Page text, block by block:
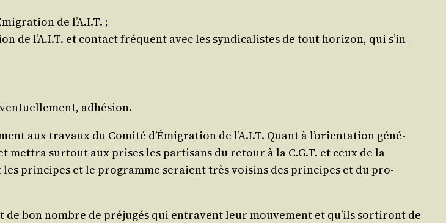
de l’A.I.T. ;
de l’A.I.T. et contact fré­quent avec les syn­di­ca­listes de tout hori­zon, qui s’in­
adhésion.
aux tra­vaux du Comi­té d’É­mi­gra­tion de l’A.I.T. Quant à l’o­rien­ta­tion géné­
met­tra sur­tout aux prises les par­ti­sans du retour à la C.G.T. et ceux de la
prin­cipes et le pro­gramme seraient très voi­sins des prin­cipes et du pro­
de bon nombre de pré­ju­gés qui entravent leur mou­ve­ment et qu’ils sor­ti­ront de